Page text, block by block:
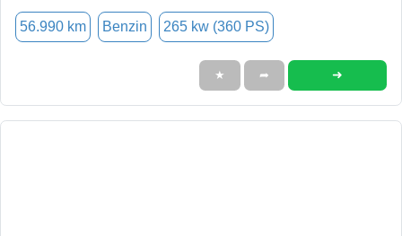
56.990 km Benzin 265 kw (360 PS)
★ ➦ ➜